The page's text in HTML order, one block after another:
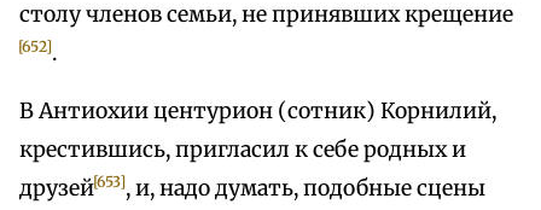
столу членов семьи, не принявших крещение
[652].
В Антиохии центурион (сотник) Корнилий,
крестившись, пригласил к себе родных и
друзей[653], и, надо думать, подобные сцены